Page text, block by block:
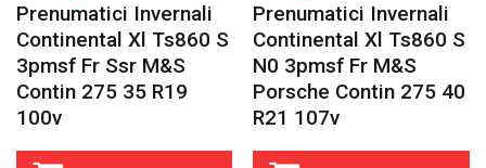
Prenumatici Invernali
Continental Xl Ts860 S
3pmsf Fr Ssr M&s
Contin 275 35 R19
100v
Prenumatici Invernali
Continental Xl Ts860 S
N0 3pmsf Fr M&s
Porsche Contin 275 40
R21 107v